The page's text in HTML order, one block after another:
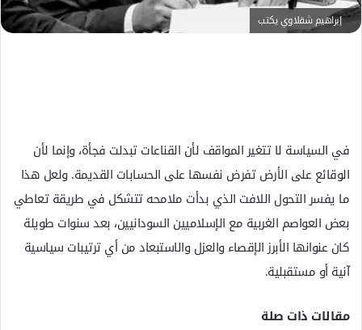
ر
و
إبراهيم شقلاوي يكتب
في السياسة لا تتغير المواقف لأن القناعات تبدلت فجأة، وإنما لأن
الوقائع على الأرض تفرض نفسها على الحسابات القديمة. ولعل هذا
ما يفسر التحول اللافت الذي بدأت ملامحه تتشكل في طريقة تعاطي
بعض العواصم الغربية مع الإسلاميين السودانيين، بعد سنوات طويلة
كان عنوانها الأبرز الإقصاء والعزل والاستبعاد من أي ترتيبات سياسية
آنية أو مستقبلية.
مقالات ذات صلة